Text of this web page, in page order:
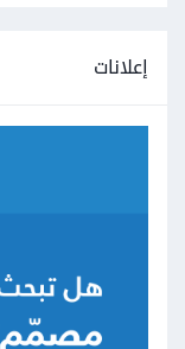
إعلانات